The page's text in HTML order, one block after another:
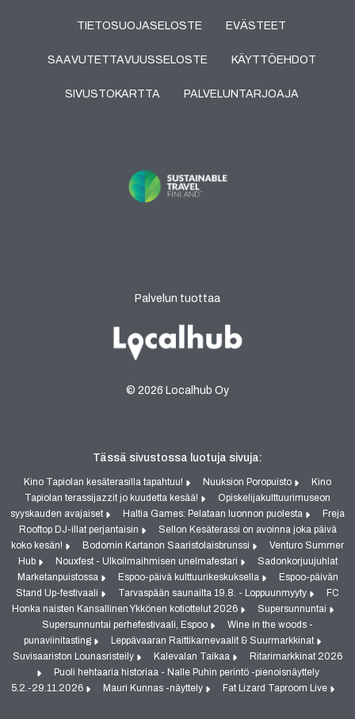
TIETOSUOJASELOSTE EVÄSTEET
SAAVUTETTAVUUSSELOSTE KÄYTTÖEHDOT
SIVUSTOKARTTA PALVELUNTARJOAJA
Palvelun tuottaa
© 2026 Localhub Oy
Tässä sivustossa luotuja sivuja:
Kino Tapiolan kesäterasilla tapahtuu! Nuuksion Poropuisto
Kino
Tapiolan terassijazzit jo kuudetta kesää!
Opiskelijakulttuurimuseon
syyskauden avajaiset
Haltia Games: Pelataan luonnon puolesta
Freja
Rooftop DJ-illat perjantaisin
Sellon Kesäterassi on avoinna joka päivä
koko kesän!
Bodomin Kartanon Saaristolaisbrunssi
Venturo Summer
Hub
Nouxfest - Ulkoilmaihmisen unelmafestari
Sadonkorjuujuhlat
Marketanpuistossa
Espoo-päivä kulttuurikeskuksella
Espoo-päivän
Stand Up-festivaali
Tarvaspään saunailta 19.8. - Loppuunmyyty
FC
Honka naisten Kansallinen Ykkönen kotiottelut 2026
Supersunnuntai
Supersunnuntai perhefestivaali, Espoo
Wine in the woods -
punaviinitasting
Leppävaaran Raittikarnevaalit & Suurmarkkinat
Suvisaariston Lounasristeily
Kalevalan Taikaa
Ritarimarkkinat 2026
Puoli hehtaaria historiaa - Nalle Puhin perintö -pienoisnäyttely
5.2.-29.11.2026
Mauri Kunnas -näyttely Fat Lizard Taproom Live